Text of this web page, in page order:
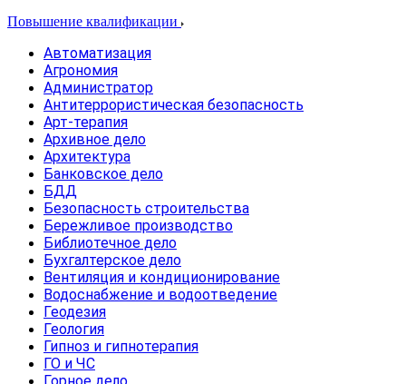
Повышение квалификации
Автоматизация
Агрономия
Администратор
Антитеррористическая безопасность
Арт-терапия
Архивное дело
Архитектура
Банковское дело
БДД
Безопасность строительства
Бережливое производство
Библиотечное дело
Бухгалтерское дело
Вентиляция и кондиционирование
Водоснабжение и водоотведение
Геодезия
Геология
Гипноз и гипнотерапия
ГО и ЧС